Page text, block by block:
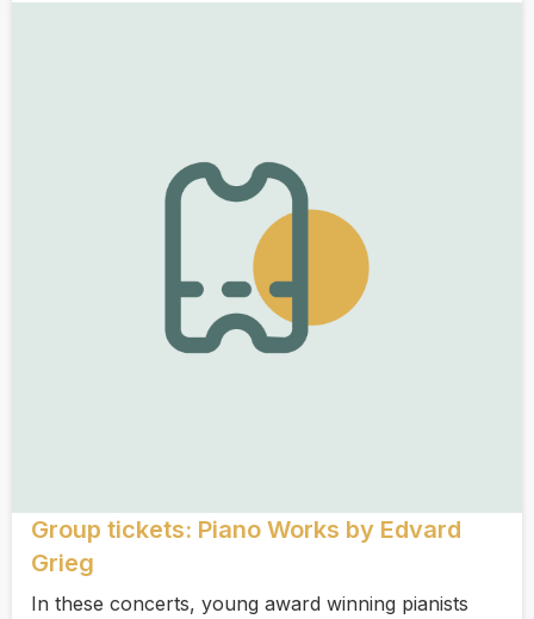
Group tickets: Piano Works by Edvard
Grieg
In these concerts, young award winning pianists